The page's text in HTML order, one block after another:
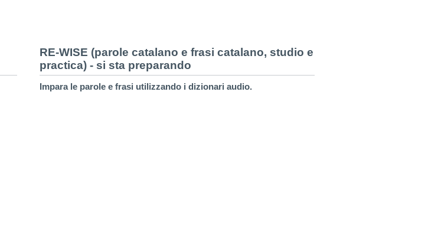
RE-WISE (parole catalano e frasi catalano, studio e
practica) - si sta preparando
Impara le parole e frasi utilizzando i dizionari audio.